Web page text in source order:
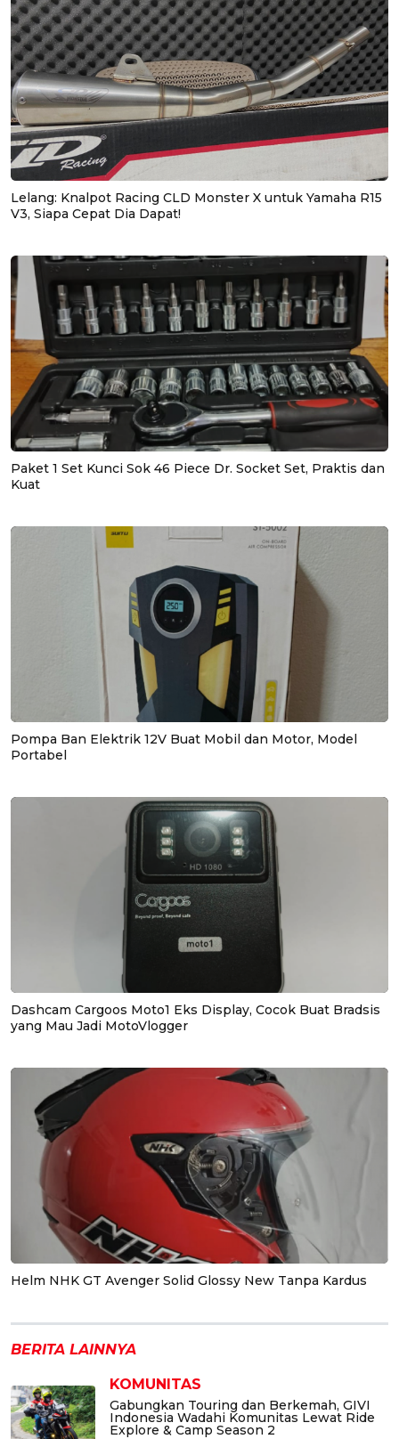
Lelang: Knalpot Racing CLD Monster X untuk Yamaha R15
V3, Siapa Cepat Dia Dapat!
Paket 1 Set Kunci Sok 46 Piece Dr. Socket Set, Praktis dan
Kuat
Pompa Ban Elektrik 12V Buat Mobil dan Motor, Model
Portabel
Dashcam Cargoos Moto1 Eks Display, Cocok Buat Bradsis
yang Mau Jadi MotoVlogger
Helm NHK GT Avenger Solid Glossy New Tanpa Kardus
BERITA LAINNYA
KOMUNITAS
Gabungkan Touring dan Berkemah, GIVI
Indonesia Wadahi Komunitas Lewat Ride
Explore & Camp Season 2